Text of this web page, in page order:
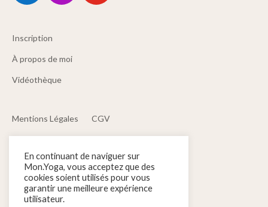
Inscription
À propos de moi
Vidéothèque
Mentions Légales CGV
Politique de confidentialité Contact
Yoga Hatha Yoga Nidra
Yoga Restauratif
En continuant de naviguer sur
Mon.Yoga, vous acceptez que des
cookies soient utilisés pour vous
garantir une meilleure expérience
utilisateur.